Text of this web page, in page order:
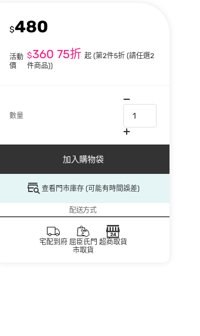
$480
活動
價
$360 75折起(第2件5折 (請任選2
件商品))
數量
加入購物袋
查看門市庫存 (可能有時間誤差)
配送方式
宅配到府 屈臣氏門
市取貨
超商取貨